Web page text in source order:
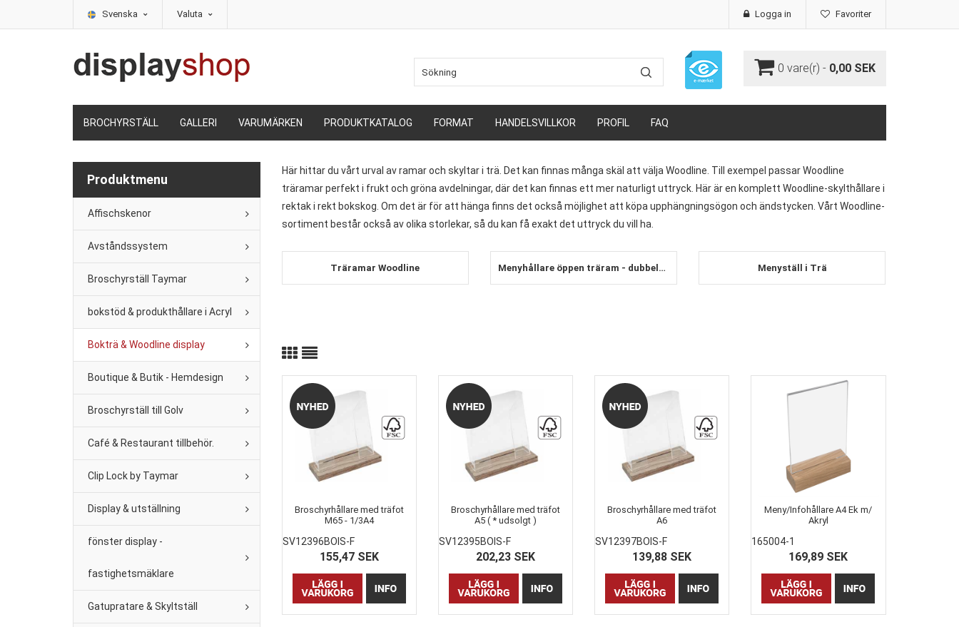
Svenska Valuta Favoriter
Logga in
0 vare(r) - 0,00 SEK
BROCHYRSTÄLL GALLERI VARUMÄRKEN PRODUKTKATALOG FORMAT HANDELSVILLKOR PROFIL FAQ
Här hittar du vårt urval av ramar och skyltar i trä. Det kan finnas många skäl att välja Woodline. Till exempel passar Woodline
träramar perfekt i frukt och gröna avdelningar, där det kan finnas ett mer naturligt uttryck. Här är en komplett Woodline-skylthållare i
rektak i rekt bokskog. Om det är för att hänga finns det också möjlighet att köpa upphängningsögon och ändstycken. Vårt Woodline-
sortiment består också av olika storlekar, så du kan få exakt det uttryck du vill ha.
Träramar Woodline Menyhållare öppen träram - dubbelsidig Menyställ i Trä
Broschyrhållare med träfot
M65 - 1/3A4
SV12396BOIS-F
155,47 SEK
Broschyrhållare med träfot
A5 ( * udsolgt )
SV12395BOIS-F
202,23 SEK
Broschyrhållare med träfot
A6
SV12397BOIS-F
139,88 SEK
Meny/Infohållare A4 Ek m/
Akryl
165004-1
169,89 SEK
Produktmenu
Affischskenor
Avståndssystem
Broschyrställ Taymar
bokstöd & produkthållare i Acryl
Bokträ & Woodline display
Boutique & Butik - Hemdesign
Broschyrställ till Golv
Café & Restaurant tillbehör.
Clip Lock by Taymar
Display & utställning
fönster display -
fastighetsmäklare
Gatupratare & Skyltställ